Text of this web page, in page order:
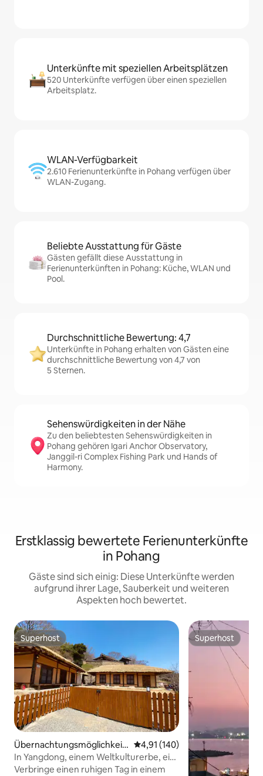
Unterkünfte mit speziellen Arbeitsplätzen
520 Unterkünfte verfügen über einen speziellen
Arbeitsplatz.
WLAN-Verfügbarkeit
2.610 Ferienunterkünfte in Pohang verfügen über
WLAN-Zugang.
Beliebte Ausstattung für Gäste
Gästen gefällt diese Ausstattung in
Ferienunterkünften in Pohang: Küche, WLAN und
Pool.
Durchschnittliche Bewertung: 4,7
Unterkünfte in Pohang erhalten von Gästen eine
durchschnittliche Bewertung von 4,7 von
5 Sternen.
Sehenswürdigkeiten in der Nähe
Zu den beliebtesten Sehenswürdigkeiten in
Pohang gehören Igari Anchor Observatory,
Janggil-ri Complex Fishing Park und Hands of
Harmony.
Erstklassig bewertete Ferienunterkünfte
in Pohang
Gäste sind sich einig: Diese Unterkünfte werden
aufgrund ihrer Lage, Sauberkeit und weiteren
Aspekten hoch bewertet.
Superhost
Superhost
Übernachtungsmöglichkeit i
n Gyeongju-si
Durchschnittliche Bewertung:
4,91 (140)
In Yangdong, einem Weltkulturerbe, ein
sauberes Reihenhaus mit einer Insel-
Verbringe einen ruhigen Tag in einem
Superhost
Superhost